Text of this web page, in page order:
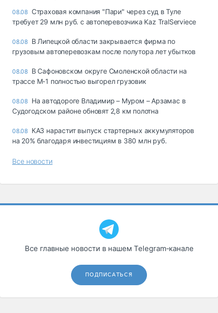
08.08 Страховая компания "Пари" через суд в Туле
требует 29 млн руб. с автоперевозчика Kaz TralServiece
08.08 В Липецкой области закрывается фирма по
грузовым автоперевозкам после полутора лет убытков
08.08 В Сафоновском округе Смоленской области на
трассе М-1 полностью выгорел грузовик
08.08 На автодороге Владимир – Муром – Арзамас в
Судогодском районе обновят 2,8 км полотна
08.08 КАЗ нарастит выпуск стартерных аккумуляторов
на 20% благодаря инвестициям в 380 млн руб.
Все новости
Все главные новости в нашем Telegram‑канале
ПОДПИСАТЬСЯ